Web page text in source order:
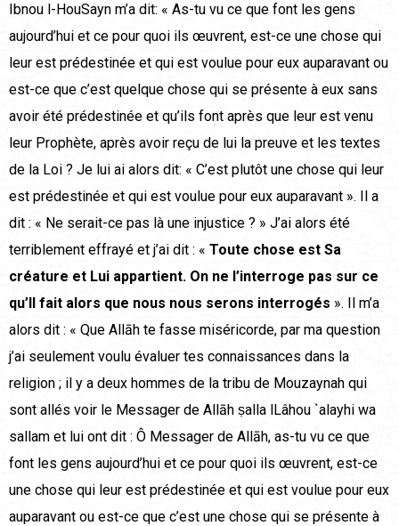
Ibnou l-HouSayn m’a dit: « As-tu vu ce que font les gens
aujourd’hui et ce pour quoi ils œuvrent, est-ce une chose qui
leur est prédestinée et qui est voulue pour eux auparavant ou
est-ce que c’est quelque chose qui se présente à eux sans
avoir été prédestinée et qu’ils font après que leur est venu
leur Prophète, après avoir reçu de lui la preuve et les textes
de la Loi ? Je lui ai alors dit: « C’est plutôt une chose qui leur
est prédestinée et qui est voulue pour eux auparavant ». Il a
dit : « Ne serait-ce pas là une injustice ? » J’ai alors été
terriblement effrayé et j’ai dit : « Toute chose est Sa
créature et Lui appartient. On ne l’interroge pas sur ce
qu’Il fait alors que nous nous serons interrogés ». Il m’a
alors dit : « Que Allāh te fasse miséricorde, par ma question
j’ai seulement voulu évaluer tes connaissances dans la
religion ; il y a deux hommes de la tribu de Mouzaynah qui
sont allés voir le Messager de Allāh ṣalla lLâhou `alayhi wa
sallam et lui ont dit : Ô Messager de Allāh, as-tu vu ce que
font les gens aujourd’hui et ce pour quoi ils œuvrent, est-ce
une chose qui leur est prédestinée et qui est voulue pour eux
auparavant ou est-ce que c’est une chose qui se présente à